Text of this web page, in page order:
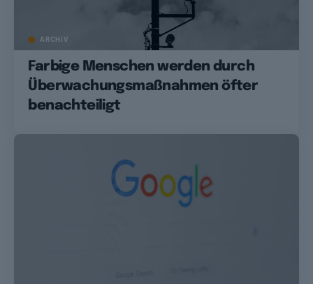
ARCHIV
Farbige Menschen werden durch
Überwachungsmaßnahmen öfter
benachteiligt